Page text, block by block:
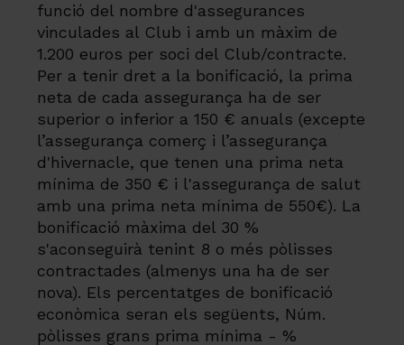
funció del nombre d'assegurances
vinculades al Club i amb un màxim de
1.200 euros per soci del Club/contracte.
Per a tenir dret a la bonificació, la prima
neta de cada assegurança ha de ser
superior o inferior a 150 € anuals (excepte
l’assegurança comerç i l’assegurança
d'hivernacle, que tenen una prima neta
mínima de 350 € i l'assegurança de salut
amb una prima neta mínima de 550€). La
bonificació màxima del 30 %
s'aconseguirà tenint 8 o més pòlisses
contractades (almenys una ha de ser
nova). Els percentatges de bonificació
econòmica seran els següents, Núm.
pòlisses grans prima mínima - %